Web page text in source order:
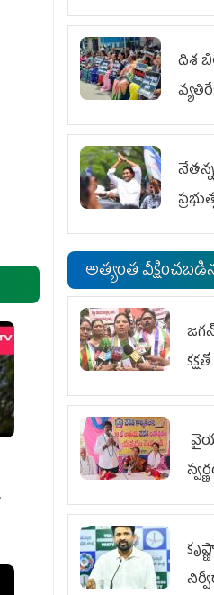
దిశ
అత్యంత